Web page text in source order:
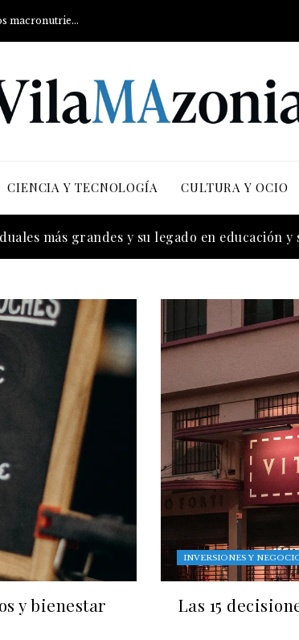
Qué son los carbohidratos y cómo afectan a los macronutrientes
CIENCIA Y TECNOLOGÍA CULTURA Y OCIO
registradas en la industria musical
y bienestar
INVERSIONES Y
Las 15